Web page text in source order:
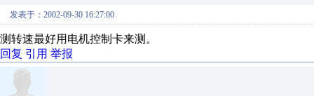
发表于：2002-09-30 16:27:00
测转速最好用电机控制卡来测。
回复 引用 举报